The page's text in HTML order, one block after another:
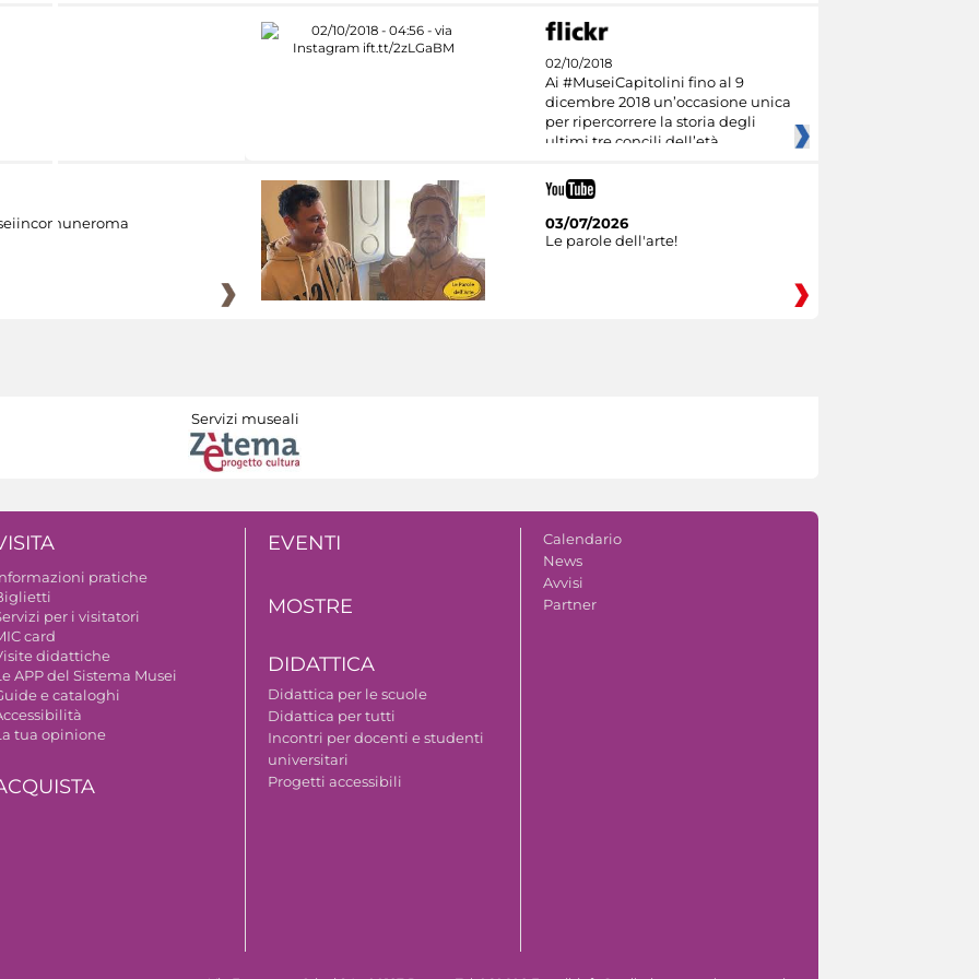
02/10/2018
Ai #MuseiCapitolini fino al 9
dicembre 2018 un’occasione unica
per ripercorrere la storia degli
ultimi tre concili dell’età
03/07/2026
Le parole dell'arte!
Servizi museali
pratiche
per i visitatori
card
didattiche
APP del Sistema Musei
e cataloghi
tua opinione
EVENTI
MOSTRE
DIDATTICA
Didattica per le scuole
Didattica per tutti
Incontri per docenti e studenti
universitari
Progetti accessibili
Calendario
News
Avvisi
Partner